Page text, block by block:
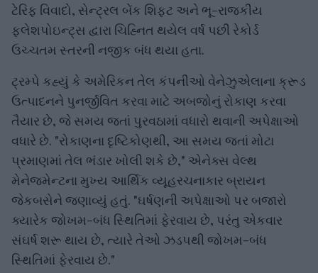
ટેરિફ વિવાદો, સેન્ટ્રલ બેંક શિફ્ટ અને ભૂ-રાજકીય
ફ્લેશપોઇન્ટ્સ દ્વારા ચિહ્નિત થયેલ વર્ષ પછી રેકોર્ડ
ઉચ્ચતમ સ્તરની નજીક બંધ થયા હતા.
ટ્રમ્પે કહ્યું કે અમેરિકન તેલ કંપનીઓ વેનેઝુએલાના ક્રૂડ
ઉત્પાદનને પુનર્જીવિત કરવા માટે અબજોનું રોકાણ કરવા
તૈયાર છે, જે સમય જતાં પુરવઠામાં વધારો થવાની અપેક્ષાઓ
વધારે છે. "રોકાણના દૃષ્ટિકોણથી, આ સમય જતાં મોટા
પ્રમાણમાં તેલ ભંડાર ખોલી શકે છે," એનેક્સ વેલ્થ
મેનેજમેન્ટના મુખ્ય આર્થિક વ્યૂહરચનાકાર બ્રાયન
જેકબસેને જણાવ્યું હતું. "ઘર્ષણની અપેક્ષાઓ પર બજારો
ક્યારેક જોખમ-બંધ સ્થિતિમાં ફેરવાય છે, પરંતુ એકવાર
સંઘર્ષ શરૂ થાય છે, ત્યારે તેઓ ઝડપથી જોખમ-બંધ
સ્થિતિમાં ફેરવાય છે."